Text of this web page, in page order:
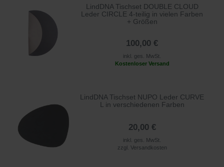
LindDNA Tischset DOUBLE CLOUD
Leder CIRCLE 4-teilig in vielen Farben
+ Größen
100,00 €
inkl. ges. MwSt.
Kostenloser Versand
LindDNA Tischset NUPO Leder CURVE
L in verschiedenen Farben
20,00 €
inkl. ges. MwSt.
zzgl. Versandkosten